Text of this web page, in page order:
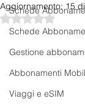
Schede
Schede
Gestione
Abbonamenti
Viaggi e eSIM
Aggiornamento:15
Valutazione